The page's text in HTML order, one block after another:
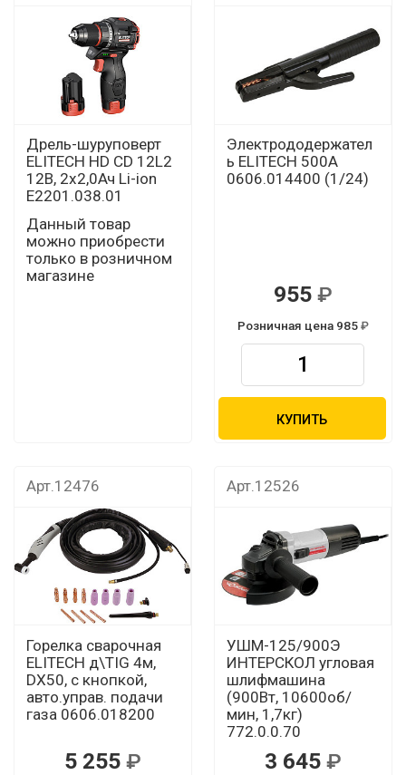
Дрель-шуруповерт
ELITECH HD CD 12L2
12В, 2х2,0Ач Li-ion
Е2201.038.01
Данный товар
можно приобрести
только в розничном
магазине
Электрододержател
ь ELITECH 500А
0606.014400 (1/24)
955
Розничная цена 985
КУПИТЬ
Арт.12476
Горелка сварочная
ELITECH д\TIG 4м,
DX50, с кнопкой,
авто.управ. подачи
газа 0606.018200
5 255
Арт.12526
УШМ-125/900Э
ИНТЕРСКОЛ угловая
шлифмашина
(900Вт, 10600об/
мин, 1,7кг)
772.0.0.70
3 645